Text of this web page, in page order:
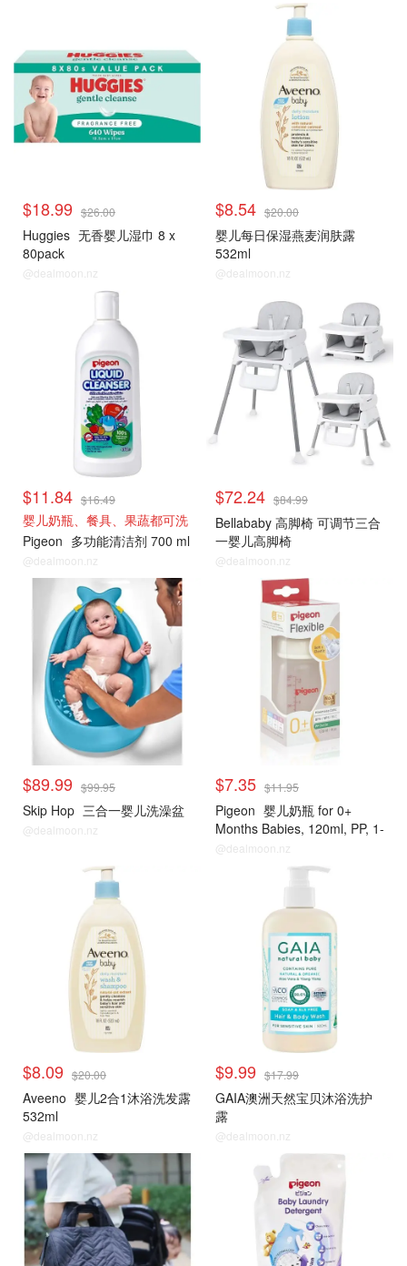
$18.99 $26.00
Huggies 无香婴儿湿巾 8 x
80pack
@dealmoon.nz
$8.54 $20.00
婴儿每日保湿燕麦润肤露
532ml
@dealmoon.nz
$11.84 $16.49
婴儿奶瓶、餐具、果蔬都可洗
Pigeon 多功能清洁剂 700 ml
@dealmoon.nz
$72.24 $84.99
Bellababy 高脚椅 可调节三合
一婴儿高脚椅
@dealmoon.nz
$89.99 $99.95
Skip Hop 三合一婴儿洗澡盆
@dealmoon.nz
$7.35 $11.95
Pigeon 婴儿奶瓶 for 0+
Months Babies, 120ml, PP, 1-
Pack
@dealmoon.nz
$8.09 $20.00
Aveeno 婴儿2合1沐浴洗发露
532ml
@dealmoon.nz
$9.99 $17.99
GAIA澳洲天然宝贝沐浴洗护
露
@dealmoon.nz